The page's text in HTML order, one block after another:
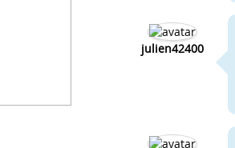
julien42400